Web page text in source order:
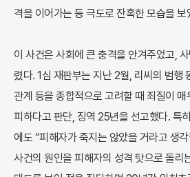
격을 이어가는 등 극도로 잔혹한 모습을 보
이 사건은 사회에 큰 충격을 안겨주었고,
렸다. 1심 재판부는 지난 2월, 리씨의 범행
관계 등을 종합적으로 고려할 때 죄질이
피하다고 판단, 징역 25년을 선고했다. 특
에도 “피해자가 죽지는 않았을 거라고 생
사건의 원인을 피해자의 성격 탓으로 돌리